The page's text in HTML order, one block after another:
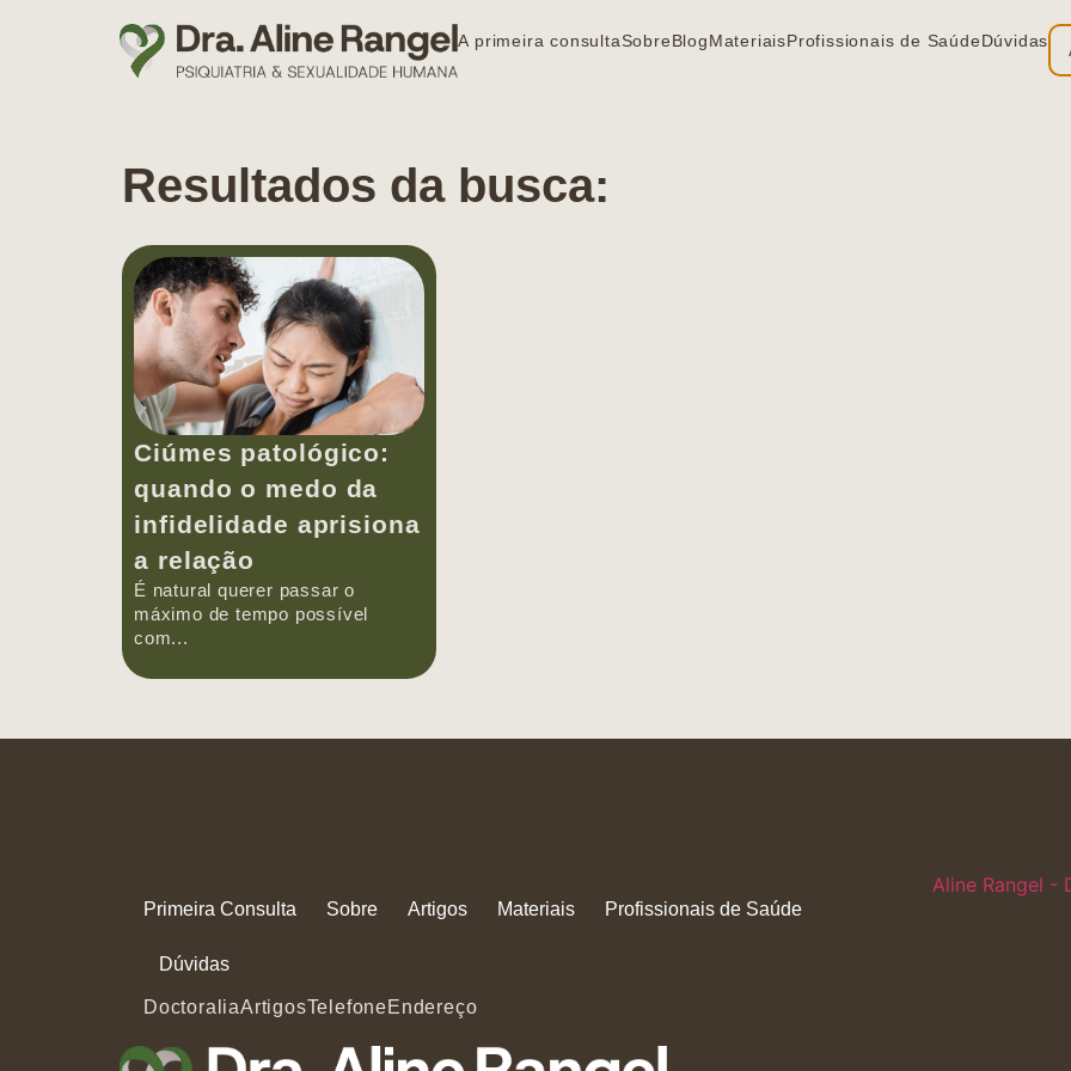
A primeira consultaSobreBlogMateriaisProfissionais de SaúdeDúvidas
Resultados da busca:
Ciúmes patológico:
quando o medo da
infidelidade aprisiona
a relação
É natural querer passar o
máximo de tempo possível
com...
Primeira Consulta Sobre Artigos Materiais Profissionais de Saúde
Dúvidas
DoctoraliaArtigosTelefoneEndereço
Aline Rangel -